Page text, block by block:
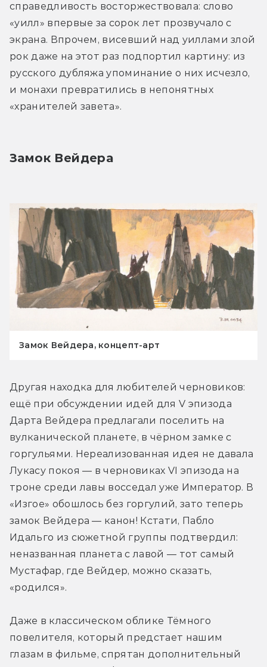
справедливость восторжествовала: слово
«уилл» впервые за сорок лет прозвучало с
экрана. Впрочем, висевший над уиллами злой
рок даже на этот раз подпортил картину: из
русского дубляжа упоминание о них исчезло,
и монахи превратились в непонятных
«хранителей завета».
Замок Вейдера
Замок Вейдера, концепт-арт
Другая находка для любителей черновиков:
ещё при обсуждении идей для V эпизода
Дарта Вейдера предлагали поселить на
вулканической планете, в чёрном замке с
горгульями. Нереализованная идея не давала
Лукасу покоя — в черновиках VI эпизода на
троне среди лавы восседал уже Император. В
«Изгое» обошлось без горгулий, зато теперь
замок Вейдера — канон! Кстати, Пабло
Идальго из сюжетной группы подтвердил:
неназванная планета с лавой — тот самый
Мустафар, где Вейдер, можно сказать,
«родился».
Даже в классическом облике Тёмного
повелителя, который предстает нашим
глазам в фильме, спрятан дополнительный